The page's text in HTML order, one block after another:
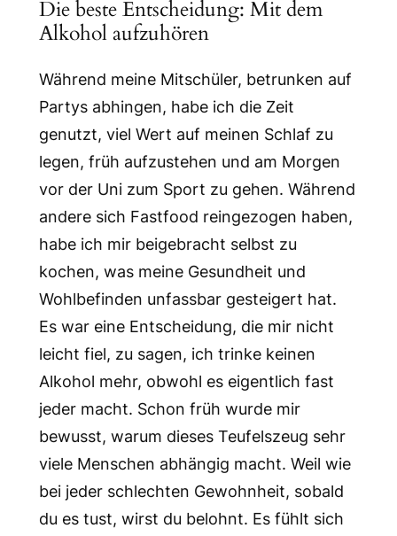
Die beste Entscheidung: Mit dem
Alkohol aufzuhören
Während meine Mitschüler, betrunken auf
Partys abhingen, habe ich die Zeit
genutzt, viel Wert auf meinen Schlaf zu
legen, früh aufzustehen und am Morgen
vor der Uni zum Sport zu gehen. Während
andere sich Fastfood reingezogen haben,
habe ich mir beigebracht selbst zu
kochen, was meine Gesundheit und
Wohlbefinden unfassbar gesteigert hat.
Es war eine Entscheidung, die mir nicht
leicht fiel, zu sagen, ich trinke keinen
Alkohol mehr, obwohl es eigentlich fast
jeder macht. Schon früh wurde mir
bewusst, warum dieses Teufelszeug sehr
viele Menschen abhängig macht. Weil wie
bei jeder schlechten Gewohnheit, sobald
du es tust, wirst du belohnt. Es fühlt sich